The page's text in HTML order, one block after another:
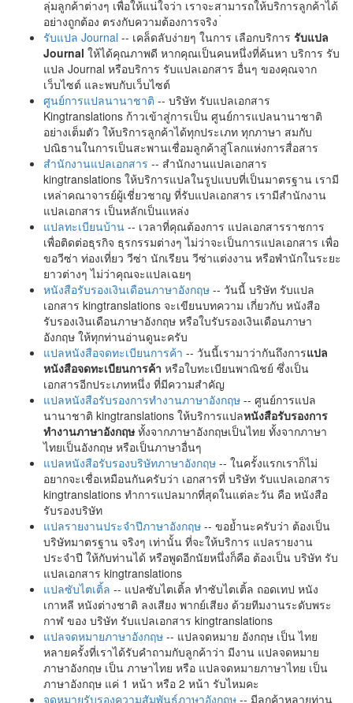
ลุ่มลูกค้าต่างๆ เพื่อให้แน่ใจว่า เราจะสามารถให้บริการลูกค้าได้
อย่างถูกต้อง ตรงกับความต้องการจริง
รับแปล Journal -- เคล็ดลับง่ายๆ ในการ เลือกบริการ รับแปล
Journal ให้ได้คุณภาพดี หากคุณเป็นคนหนึ่งที่ค้นหา บริการ รับ
แปล Journal หรือบริการ รับแปลเอกสาร อื่นๆ ของคุณจาก
เว็บไซต์ และพบกับเว็บไซต์
ศูนย์การแปลนานาชาติ -- บริษัท รับแปลเอกสาร
Kingtranslations ก้าวเข้าสู่การเป็น ศูนย์การแปลนานาชาติ
อย่างเต็มตัว ให้บริการลูกค้าได้ทุกประเภท ทุกภาษา สมกับ
ปณิธานในการเป็นสะพานเชื่อมลูกค้าสู่โลกแห่งการสื่อสาร
สำนักงานแปลเอกสาร -- สำนักงานแปลเอกสาร
kingtranslations ให้บริการแปลในรูปแบบที่เป็นมาตรฐาน เรามี
เหล่าคณาจารย์ผู้เชี่ยวชาญ ที่รับแปลเอกสาร เรามีสำนักงาน
แปลเอกสาร เป็นหลักเป็นแหล่ง
แปลทะเบียนบ้าน -- เวลาที่คุณต้องการ แปลเอกสารราชการ
เพื่อติดต่อธุรกิจ ธุรกรรมต่างๆ ไม่ว่าจะเป็นการแปลเอกสาร เพื่อ
ขอวีซ่า ท่องเที่ยว วีซ่า นักเรียน วีซ่าแต่งงาน หรือพำนักในระยะ
ยาวต่างๆ ไม่ว่าคุณจะแปลเฉยๆ
หนังสือรับรองเงินเดือนภาษาอังกฤษ -- วันนี้ บริษัท รับแปล
เอกสาร kingtranslations จะเขียนบทความ เกี่ยวกับ หนังสือ
รับรองเงินเดือนภาษาอังกฤษ หรือใบรับรองเงินเดือนภาษา
อังกฤษ ให้ทุกท่านอ่านดูนะครับ
แปลหนังสือจดทะเบียนการค้า -- วันนี้เรามาว่ากันถึงการแปล
หนังสือจดทะเบียนการค้า หรือใบทะเบียนพาณิชย์ ซึ่งเป็น
เอกสารอีกประเภทหนึ่ง ที่มีความสำคัญ
แปลหนังสือรับรองการทำงานภาษาอังกฤษ -- ศูนย์การแปล
นานาชาติ kingtranslations ให้บริการแปลหนังสือรับรองการ
ทำงานภาษาอังกฤษทั้งจากภาษาอังกฤษเป็นไทย ทั้งจากภาษา
ไทยเป็นอังกฤษ หรือเป็นภาษาอื่นๆ
แปลหนังสือรับรองบริษัทภาษาอังกฤษ -- ในครั้งแรกเราก็ไม่
อยากจะเชื่อเหมือนกันครับว่า เอกสารที่ บริษัท รับแปลเอกสาร
kingtranslations ทำการแปลมากที่สุดในแต่ละวัน คือ หนังสือ
รับรองบริษัท
แปลรายงานประจำปีภาษาอังกฤษ -- ขอย้ำนะครับว่า ต้องเป็น
บริษัทมาตรฐาน จริงๆ เท่านั้น ที่จะให้บริการ แปลรายงาน
ประจำปี ให้กับท่านได้ หรือพูดอีกนัยหนึ่งก็คือ ต้องเป็น บริษัท รับ
แปลเอกสาร kingtranslations
แปลซับไตเติ้ล -- แปลซับไตเติ้ล ทำซับไตเติ้ล ถอดเทป หนัง
เกาหลี หนังต่างชาติ ลงเสียง พากย์เสียง ด้วยทีมงานระดับพระ
กาฬ ของ บริษัท รับแปลเอกสาร kingtranslations
แปลจดหมายภาษาอังกฤษ -- แปลจดหมาย อังกฤษ เป็น ไทย
หลายครั้งที่เราได้รับคำถามกับลูกค้าว่า มีงาน แปลจดหมาย
ภาษาอังกฤษ เป็น ภาษาไทย หรือ แปลจดหมายภาษาไทย เป็น
ภาษาอังกฤษ แค่ 1 หน้า หรือ 2 หน้า รับไหมคะ
จดหมายรับรองความสัมพันธ์ภาษาอังกฤษ -- มีลูกค้าหลายท่าน